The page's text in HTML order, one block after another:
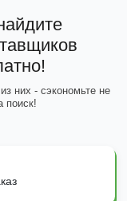
них - сэкономьте не
поиск!